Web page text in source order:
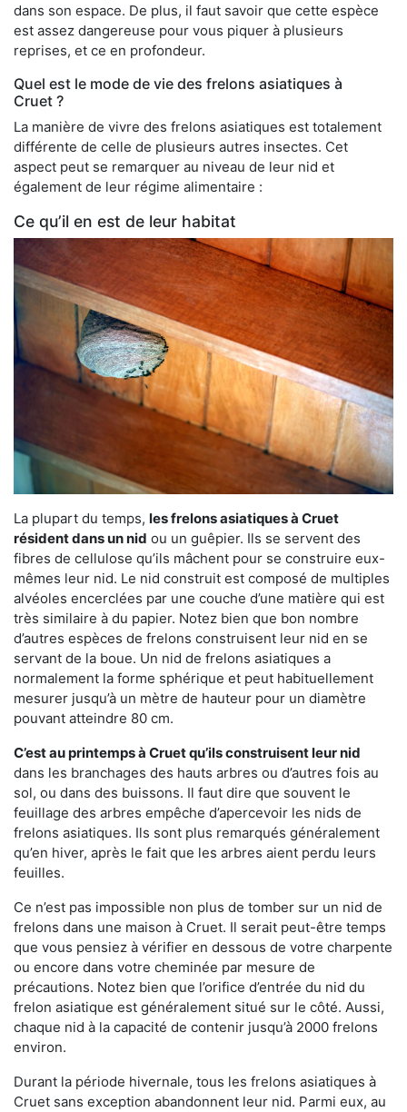
dans son espace. De plus, il faut savoir que cette espèce
est assez dangereuse pour vous piquer à plusieurs
reprises, et ce en profondeur.
Quel est le mode de vie des frelons asiatiques à
Cruet ?
La manière de vivre des frelons asiatiques est totalement
différente de celle de plusieurs autres insectes. Cet
aspect peut se remarquer au niveau de leur nid et
également de leur régime alimentaire :
Ce qu’il en est de leur habitat
La plupart du temps, les frelons asiatiques à Cruet
résident dans un nid ou un guêpier. Ils se servent des
fibres de cellulose qu’ils mâchent pour se construire eux-
mêmes leur nid. Le nid construit est composé de multiples
alvéoles encerclées par une couche d’une matière qui est
très similaire à du papier. Notez bien que bon nombre
d’autres espèces de frelons construisent leur nid en se
servant de la boue. Un nid de frelons asiatiques a
normalement la forme sphérique et peut habituellement
mesurer jusqu’à un mètre de hauteur pour un diamètre
pouvant atteindre 80 cm.
C’est au printemps à Cruet qu’ils construisent leur nid
dans les branchages des hauts arbres ou d’autres fois au
sol, ou dans des buissons. Il faut dire que souvent le
feuillage des arbres empêche d’apercevoir les nids de
frelons asiatiques. Ils sont plus remarqués généralement
qu’en hiver, après le fait que les arbres aient perdu leurs
feuilles.
Ce n’est pas impossible non plus de tomber sur un nid de
frelons dans une maison à Cruet. Il serait peut-être temps
que vous pensiez à vérifier en dessous de votre charpente
ou encore dans votre cheminée par mesure de
précautions. Notez bien que l’orifice d’entrée du nid du
frelon asiatique est généralement situé sur le côté. Aussi,
chaque nid à la capacité de contenir jusqu’à 2000 frelons
environ.
Durant la période hivernale, tous les frelons asiatiques à
Cruet sans exception abandonnent leur nid. Parmi eux, au